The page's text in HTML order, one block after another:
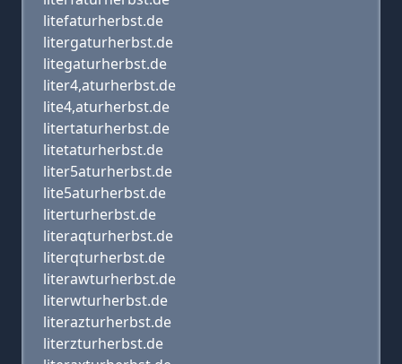
litefaturherbst.de
litergaturherbst.de
litegaturherbst.de
liter4,aturherbst.de
lite4,aturherbst.de
litertaturherbst.de
litetaturherbst.de
liter5aturherbst.de
lite5aturherbst.de
literturherbst.de
literaqturherbst.de
literqturherbst.de
literawturherbst.de
literwturherbst.de
literazturherbst.de
literzturherbst.de